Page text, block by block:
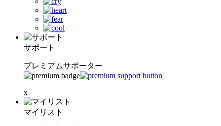
サポート
プレミアムサポーター
x
マイリスト